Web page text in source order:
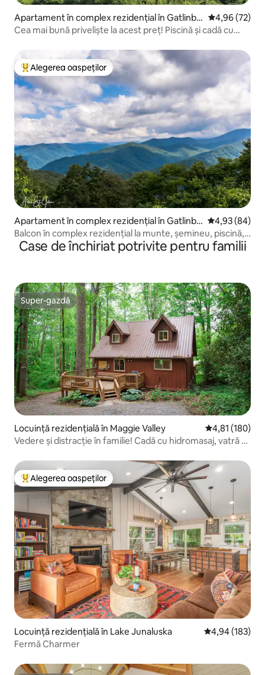
Apartament în complex rezidențial în Gatlinbu
rg
Scor mediu
4,96 (72)
Cea mai bună priveliște la acest preț! Piscină și cadă cu
Locuință din topul categoriei Alegerea oaspeților
Alegerea oaspeților
Apartament în complex rezidențial în Gatlinbu
rg
Scor mediu
4,93 (84)
Balcon în complex rezidențial la munte, șemineu, piscină,
saună
Case de închiriat potrivite pentru familii
Super-gazdă
Super-gazdă
Locuință rezidențială în Maggie Valley Scor mediu
4,81 (180)
Vedere și distracție în familie! Cadă cu hidromasaj, vatră și
Locuință din topul categoriei Alegerea oaspeților
Alegerea oaspeților
Locuință rezidențială în Lake Junaluska Scor mediu de
4,94 (183)
Fermă Charmer